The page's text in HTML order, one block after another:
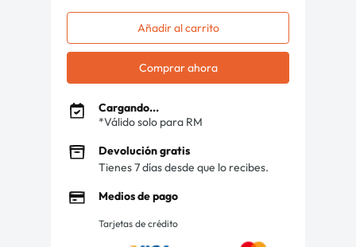
Añadir al carrito
Comprar ahora
Cargando...
*Válido solo para RM
Devolución gratis
Tienes 7 días desde que lo recibes.
Medios de pago
Tarjetas de crédito